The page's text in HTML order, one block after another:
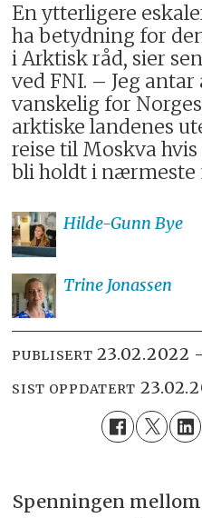
En ytterligere
ha betydning for
i Arktisk råd, sier
ved FNI. – Jeg
vanskelig for
arktiske landenes
reise til Moskva
bli holdt i nærmeste
Hilde-Gunn Bye
Trine Jonassen
PUBLISERT 23.02.2022
SIST OPPDATERT
Spenningen mellom